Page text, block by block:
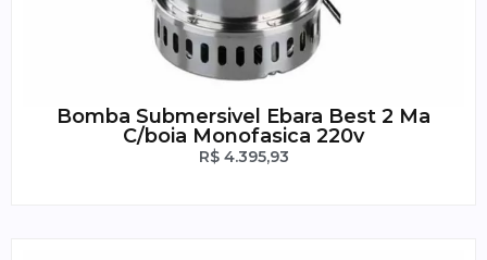
Bomba Submersivel Ebara Best 2 Ma
C/boia Monofasica 220v
R$4.395,93